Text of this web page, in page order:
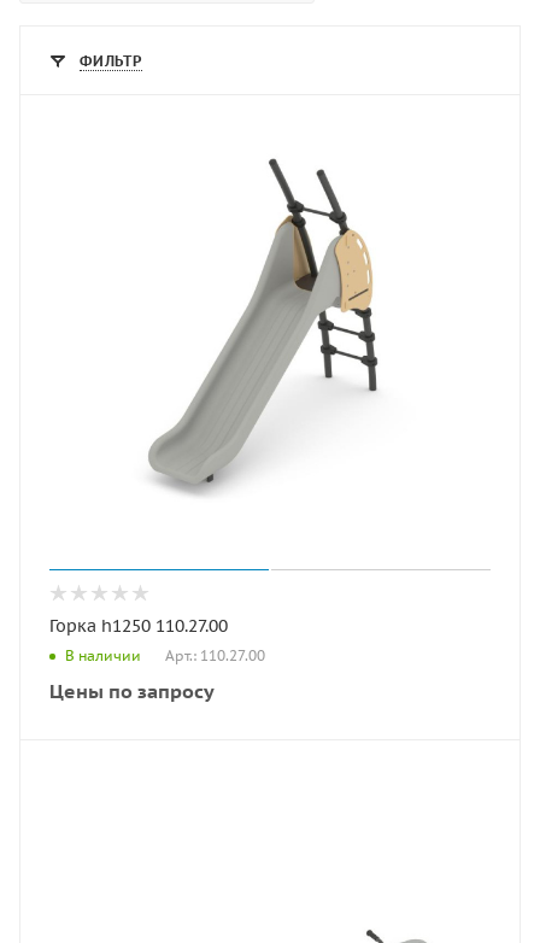
ФИЛЬТР
Горка h1250 110.27.00
В наличии Арт.: 110.27.00
Цены по запросу